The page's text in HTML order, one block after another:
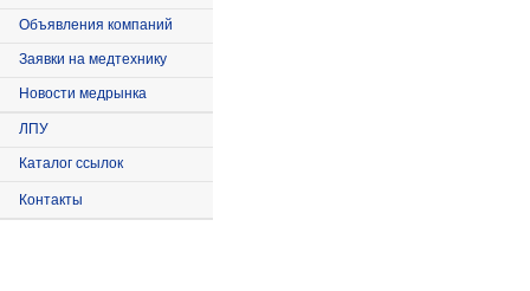
Объявления компаний
Заявки на медтехнику
Новости медрынка
ЛПУ
Каталог ссылок
Контакты